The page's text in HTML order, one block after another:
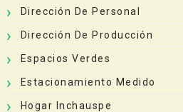
Dirección De Personal
Dirección De Producción
Espacios Verdes
Estacionamiento Medido
Hogar Inchauspe